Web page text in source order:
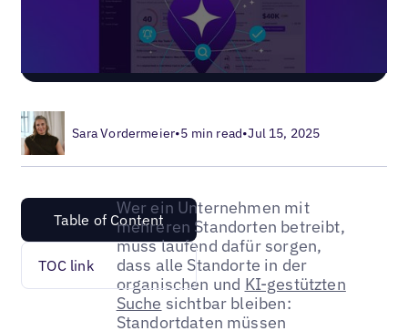
Sara Vordermeier•5 min read•Jul 15, 2025
Table of Content
TOC link
Wer ein Unternehmen mit
mehreren Standorten betreibt,
muss laufend dafür sorgen,
dass alle Standorte in der
organischen und KI-gestützten
Suche sichtbar bleiben:
Standortdaten müssen